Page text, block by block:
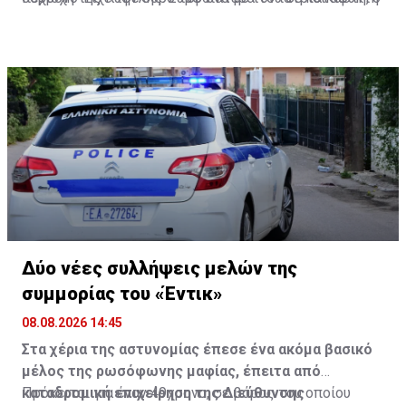
Δύο νέες συλλήψεις μελών της
συμμορίας του «Έντικ»
08.08.2026 14:45
Στα χέρια της αστυνομίας έπεσε ένα ακόμα βασικό
μέλος της ρωσόφωνης μαφίας, έπειτα από
καταδρομική επιχείρηση της Διεύθυνσης
Πρόκειται για έναν 49χρονο, σε βάρος του οποίου